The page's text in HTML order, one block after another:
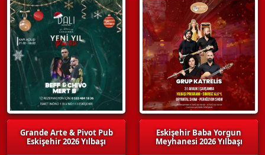
Grande Arte & Pivot Pub
Eskişehir 2026 Yılbaşı
Eskişehir Baba Yorgun
Meyhanesi 2026 Yılbaşı